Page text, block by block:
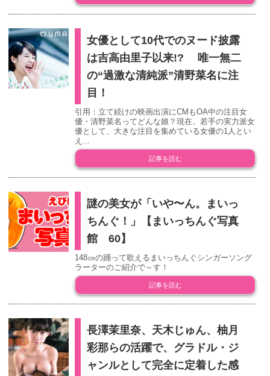
女優として10代でのヌード披露
は吉高由里子以来!? 唯一無二
の“過激な清純派”清野菜名に注
目！
引用：立て続けの映画出演にCMもOA中の注目女
優・清野菜名ってどんな娘？現在、若手の実力派女
優として、大きな注目を集めている女優の1人とい
え...
記事を読む
謎の美女が「いや〜ん。まいっ
ちんぐ！」【まいっちんぐ写真
館 60】
148㎝の踊って歌えるまいっちんぐシンガーソング
ラーターのご紹介で～す！
記事を読む
長澤茉里奈、天木じゅん、柚月
彩那らの活躍で、グラドル・ジ
ャンルとして完全に定着した感